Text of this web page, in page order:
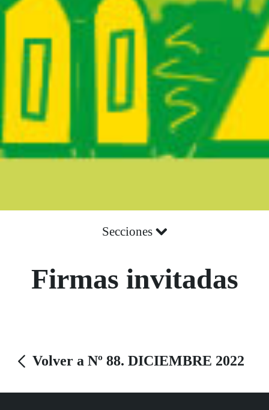
Secciones
Firmas invitadas
Volver a Nº 88. DICIEMBRE 2022